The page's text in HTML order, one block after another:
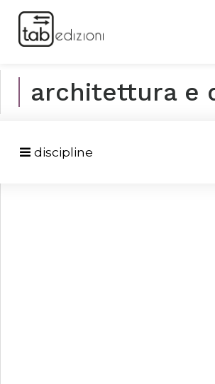
architettura e
discipline